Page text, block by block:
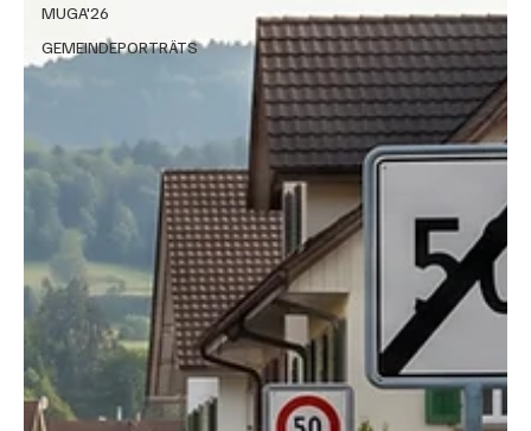
MUGA'26
GEMEINDEPORTRÄTS